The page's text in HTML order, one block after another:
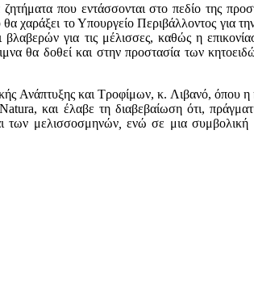
που εντάσσονται στο πεδίο της
χαράξει το Υπουργείο Περιβάλλοντος για
για τις μέλισσες, καθώς η
θα δοθεί και στην προστασία των
Ανάπτυξης και Τροφίμων, κ. Λιβανό, όπου
και έλαβε τη διαβεβαίωση ότι,
των μελισσοσμηνών,ενώ σε μια συμβολική